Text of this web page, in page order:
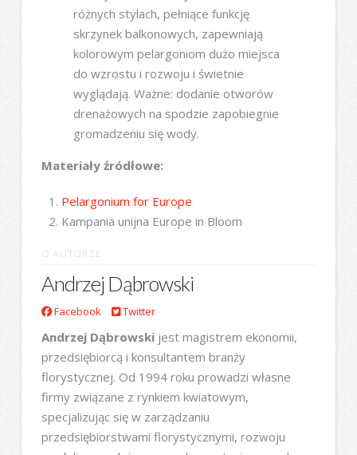
różnych stylach, pełniące funkcję
skrzynek balkonowych, zapewniają
kolorowym pelargoniom dużo miejsca
do wzrostu i rozwoju i świetnie
wyglądają. Ważne: dodanie otworów
drenażowych na spodzie zapobiegnie
gromadzeniu się wody.
Materiały źródłowe:
Pelargonium for Europe
Kampania unijna Europe in Bloom
O AUTORZE
Andrzej Dąbrowski
Facebook Twitter
Andrzej Dąbrowskijest magistrem ekonomii,
przedsiębiorcą i konsultantem branży
florystycznej. Od 1994 roku prowadzi własne
firmy związane z rynkiem kwiatowym,
specjalizując się w zarządzaniu
przedsiębiorstwami florystycznymi, rozwoju